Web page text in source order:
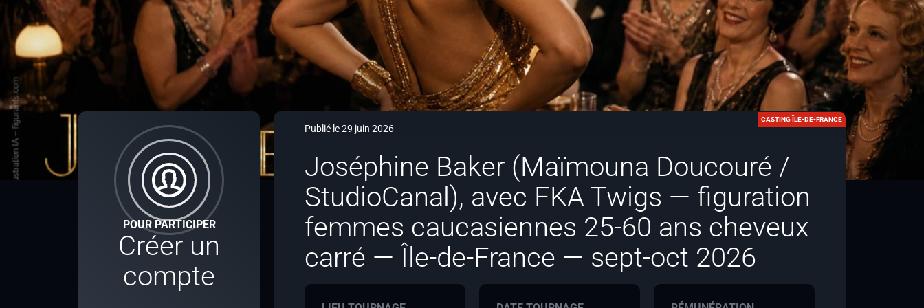
POUR PARTICIPER
Créer un
compte
Publié le 29 juin 2026
CASTING ÎLE-DE-FRANCE
Joséphine Baker (Maïmouna Doucouré /
StudioCanal), avec FKA Twigs — figuration
femmes caucasiennes 25-60 ans cheveux
carré — Île-de-France — sept-oct 2026